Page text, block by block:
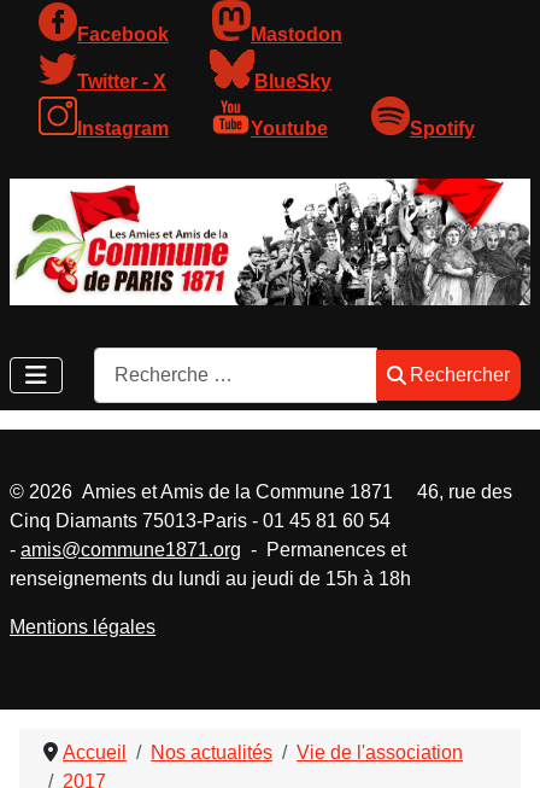
Facebook Mastodon
Twitter - X BlueSky
Instagram Youtube Spotify
Rechercher
Rechercher
Accueil Nos actualités
Vie de l'association
2017
© 2026 Amies et Amis de la Commune 1871 46, rue des
Cinq Diamants 75013-Paris - 01 45 81 60 54
- amis@commune1871.org - Permanences et
renseignements du lundi au jeudi de 15h à 18h
Mentions légales